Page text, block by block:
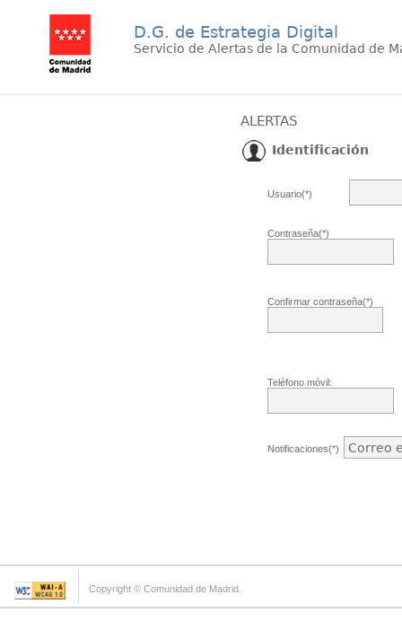
D.G. de Estrategia Digital
Servicio de Alertas de la Comunidad de
ALERTAS
Identificación
Usuario(*)
Contraseña(*)
Confirmar contraseña(*)
Teléfono móvil:
Notificaciones(*)
Copyright © Comunidad de Madrid.